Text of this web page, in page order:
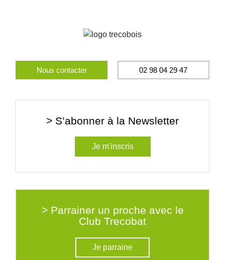
Nous contacter 02 98 04 29 47
> S’abonner à la Newsletter
Je m'inscris
> Parrainer un proche avec le
Club Trecobat
Je parraine